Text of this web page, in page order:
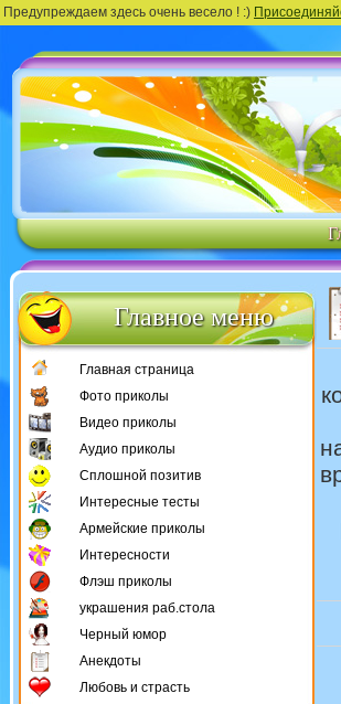
Предупреждаем здесь очень весело ! :)
Главное меню
Главная страница
Фото приколы
Видео приколы
Аудио приколы
Сплошной позитив
Интересные тесты
Армейские приколы
Интересности
Флэш приколы
украшения раб.стола
Черный юмор
Анекдоты
Любовь и страсть